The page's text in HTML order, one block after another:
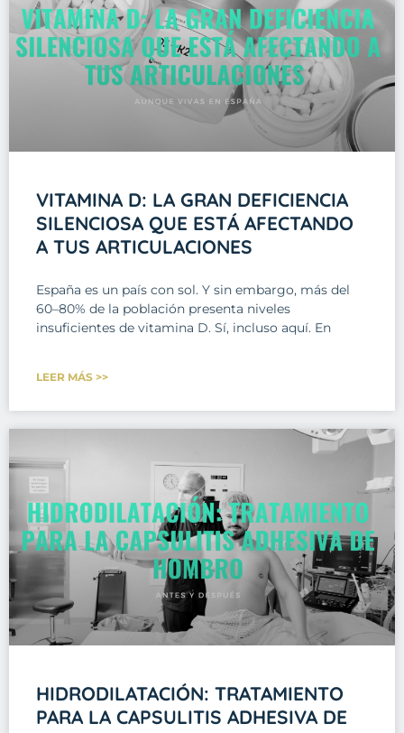
VITAMINA D: LA GRAN DEFICIENCIA
SILENCIOSA QUE ESTÁ AFECTANDO
A TUS ARTICULACIONES
España es un país con sol. Y sin embargo, más del
60–80% de la población presenta niveles
insuficientes de vitamina D. Sí, incluso aquí. En
LEER MÁS >>
HIDRODILATACIÓN: TRATAMIENTO
PARA LA CAPSULITIS ADHESIVA DE